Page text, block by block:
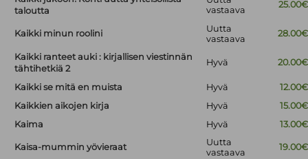
taloutta
vastaava
25.00€
Kaikki minun roolini
Uutta
vastaava
28.00€
Kaikki ranteet auki : kirjallisen viestinnän
tähtihetkiä 2
Hyvä 20.00€
Kaikki se mitä en muista Hyvä
12.00€
Kaikkien aikojen kirja
Hyvä
15.00€
Kaima
Hyvä 13.00€
Kaisa-mummin yövieraat
Uutta
vastaava
19.00€